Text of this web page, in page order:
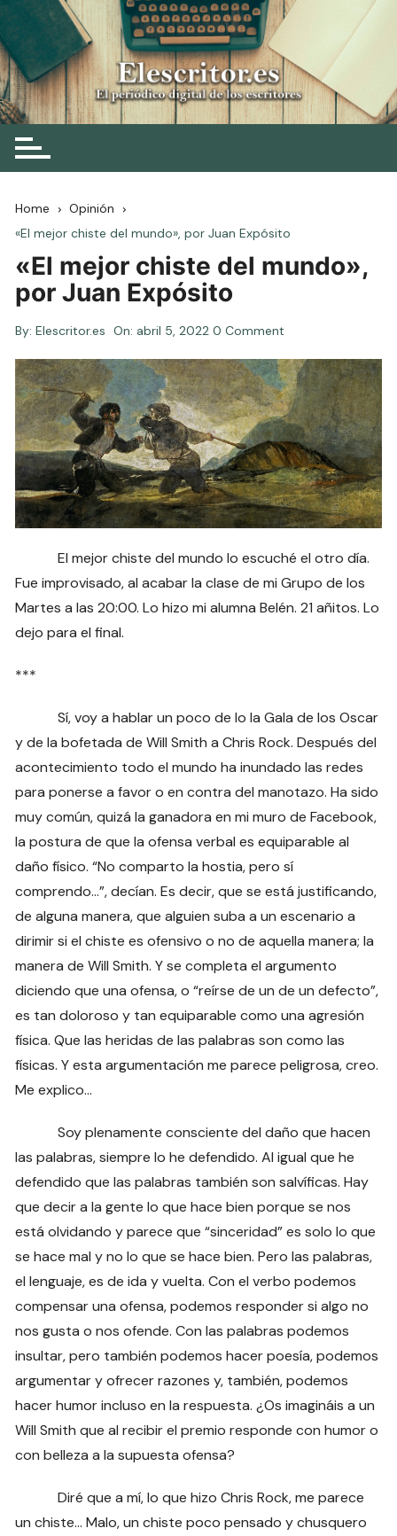
Skip
to
content
Elescritor.es
El periódico digital de los escritores
Home
Opinión
«El mejor chiste del mundo», por Juan Expósito
«El mejor chiste del mundo»,
por Juan Expósito
By: Elescritor.es On: abril 5, 2022 0 Comment
El mejor chiste del mundo lo escuché el otro día.
Fue improvisado, al acabar la clase de mi Grupo de los
Martes a las 20:00. Lo hizo mi alumna Belén. 21 añitos. Lo
dejo para el final.
***
Sí, voy a hablar un poco de lo la Gala de los Oscar
y de la bofetada de Will Smith a Chris Rock. Después del
acontecimiento todo el mundo ha inundado las redes
para ponerse a favor o en contra del manotazo. Ha sido
muy común, quizá la ganadora en mi muro de Facebook,
la postura de que la ofensa verbal es equiparable al
daño físico. “No comparto la hostia, pero sí
comprendo…”, decían. Es decir, que se está justificando,
de alguna manera, que alguien suba a un escenario a
dirimir si el chiste es ofensivo o no de aquella manera; la
manera de Will Smith. Y se completa el argumento
diciendo que una ofensa, o “reírse de un de un defecto”,
es tan doloroso y tan equiparable como una agresión
física. Que las heridas de las palabras son como las
físicas. Y esta argumentación me parece peligrosa, creo.
Me explico…
Soy plenamente consciente del daño que hacen
las palabras, siempre lo he defendido. Al igual que he
defendido que las palabras también son salvíficas. Hay
que decir a la gente lo que hace bien porque se nos
está olvidando y parece que “sinceridad” es solo lo que
se hace mal y no lo que se hace bien. Pero las palabras,
el lenguaje, es de ida y vuelta. Con el verbo podemos
compensar una ofensa, podemos responder si algo no
nos gusta o nos ofende. Con las palabras podemos
insultar, pero también podemos hacer poesía, podemos
argumentar y ofrecer razones y, también, podemos
hacer humor incluso en la respuesta. ¿Os imagináis a un
Will Smith que al recibir el premio responde con humor o
con belleza a la supuesta ofensa?
Diré que a mí, lo que hizo Chris Rock, me parece
un chiste… Malo, un chiste poco pensado y chusquero